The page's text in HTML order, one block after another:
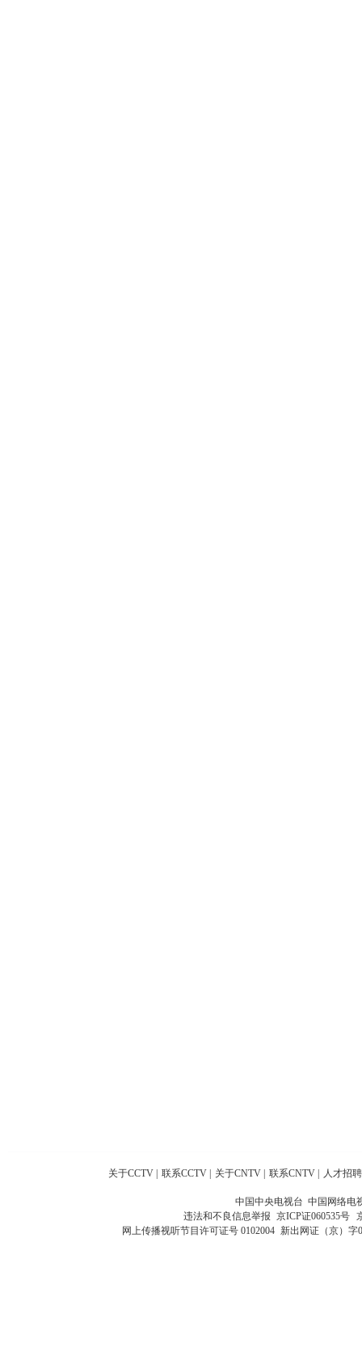
关于CCTV 联系CCTV 关于CNTV 联系CNTV 人才招聘
中国中央电视台 中国网络电
违法和不良信息举报 京ICP证060535号
网上传播视听节目许可证号 0102004 新出网证（京）